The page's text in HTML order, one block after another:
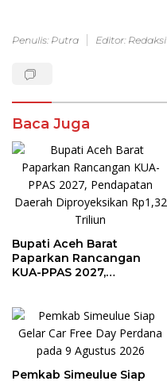
Penulis: Putra Editor: Redaksi
Baca Juga
Bupati Aceh Barat
Paparkan Rancangan
KUA-PPAS 2027,
Triliun
Pemkab Simeulue Siap